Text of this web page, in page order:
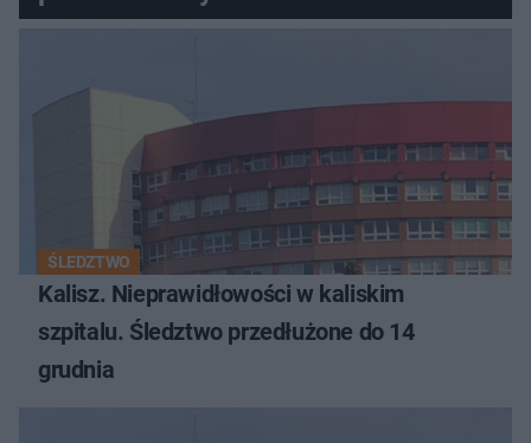
ŚLEDZTWO
Kalisz. Nieprawidłowości w kaliskim
szpitalu. Śledztwo przedłużone do 14
grudnia